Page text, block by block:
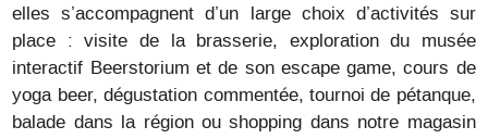
elles s’accompagnent d’un large choix d’activités sur
place : visite de la brasserie, exploration du musée
interactif Beerstorium et de son escape game, cours de
yoga beer, dégustation commentée, tournoi de pétanque,
balade dans la région ou shopping dans notre magasin